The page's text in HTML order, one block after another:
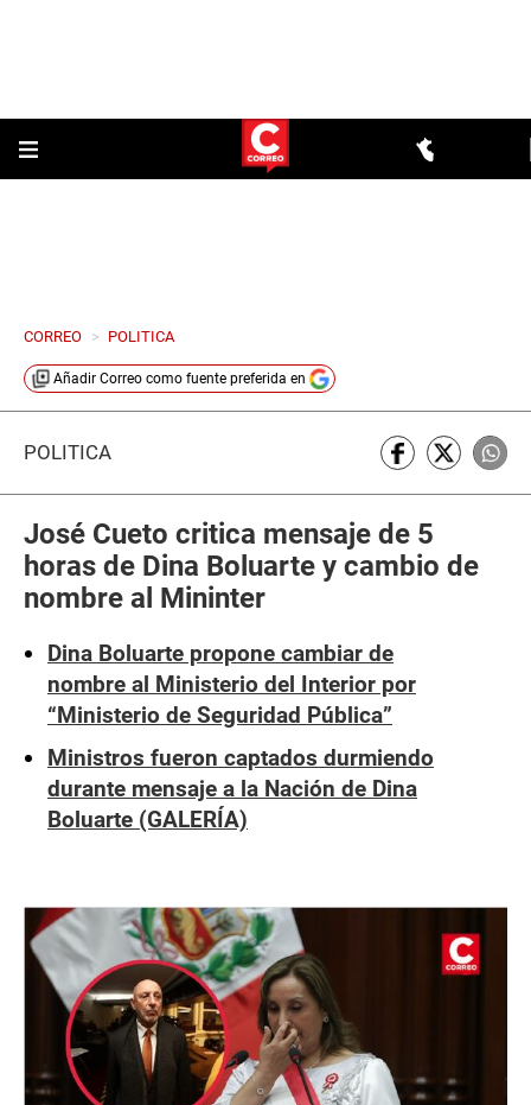
CORREO > POLITICA
Añadir Correo como fuente preferida en
POLÍTICA
José Cueto critica mensaje de 5
horas de Dina Boluarte y cambio de
nombre al Mininter
Dina Boluarte propone cambiar de
nombre al Ministerio del Interior por
“Ministerio de Seguridad Pública”
Ministros fueron captados durmiendo
durante mensaje a la Nación de Dina
Boluarte (GALERÍA)